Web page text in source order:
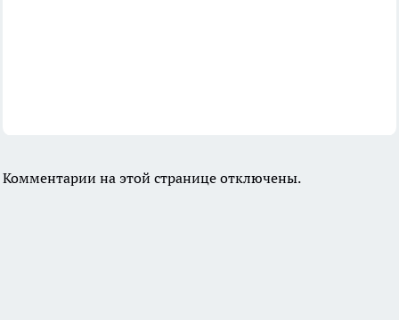
Комментарии на этой странице отключены.